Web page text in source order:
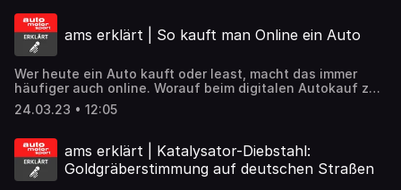
ams erklärt | So kauft man Online ein Auto
Wer heute ein Auto kauft oder least, macht das immer
häufiger auch online. Worauf beim digitalen Autokauf zu
achten ist, klären wir im Podcast.
24.03.23 • 12:05
ams erklärt | Katalysator-Diebstahl:
Goldgräberstimmung auf deutschen Straßen